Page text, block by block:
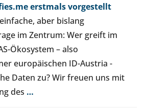
erstmals vorgestellt
aber bislang
im Zentrum: Wer greift im
Ökosystem – also
europäischen ID-Austria -
Daten zu? Wir freuen uns mit
des …